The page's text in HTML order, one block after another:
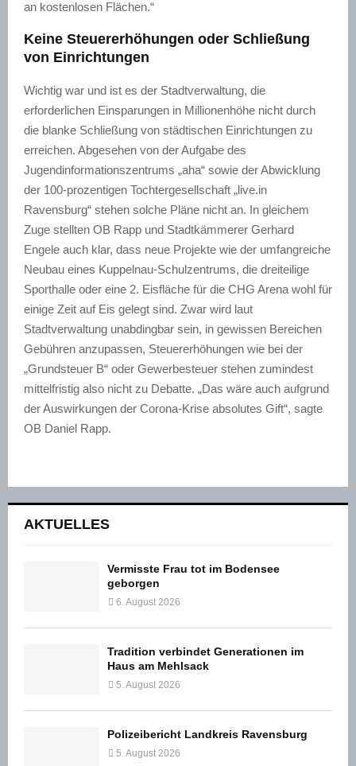
an kostenlosen Flächen.“
Keine Steuererhöhungen oder Schließung
von Einrichtungen
Wichtig war und ist es der Stadtverwaltung, die
erforderlichen Einsparungen in Millionenhöhe nicht durch
die blanke Schließung von städtischen Einrichtungen zu
erreichen. Abgesehen von der Aufgabe des
Jugendinformationszentrums „aha“ sowie der Abwicklung
der 100-prozentigen Tochtergesellschaft „live.in
Ravensburg“ stehen solche Pläne nicht an. In gleichem
Zuge stellten OB Rapp und Stadtkämmerer Gerhard
Engele auch klar, dass neue Projekte wie der umfangreiche
Neubau eines Kuppelnau-Schulzentrums, die dreiteilige
Sporthalle oder eine 2. Eisfläche für die CHG Arena wohl für
einige Zeit auf Eis gelegt sind. Zwar wird laut
Stadtverwaltung unabdingbar sein, in gewissen Bereichen
Gebühren anzupassen, Steuererhöhungen wie bei der
„Grundsteuer B“ oder Gewerbesteuer stehen zumindest
mittelfristig also nicht zu Debatte. „Das wäre auch aufgrund
der Auswirkungen der Corona-Krise absolutes Gift“, sagte
OB Daniel Rapp.
AKTUELLES
Vermisste Frau tot im Bodensee
geborgen
6. August 2026
Tradition verbindet Generationen im
Haus am Mehlsack
5. August 2026
Polizeibericht Landkreis Ravensburg
5. August 2026